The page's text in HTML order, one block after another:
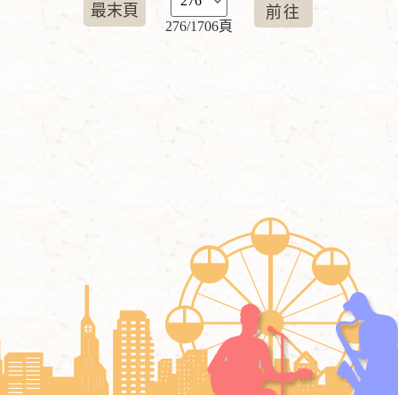
最末頁
276/1706頁